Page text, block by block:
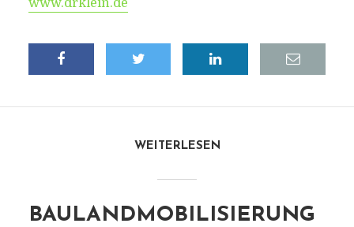
www.drklein.de
WEITERLESEN
BAULANDMOBILISIERUNG